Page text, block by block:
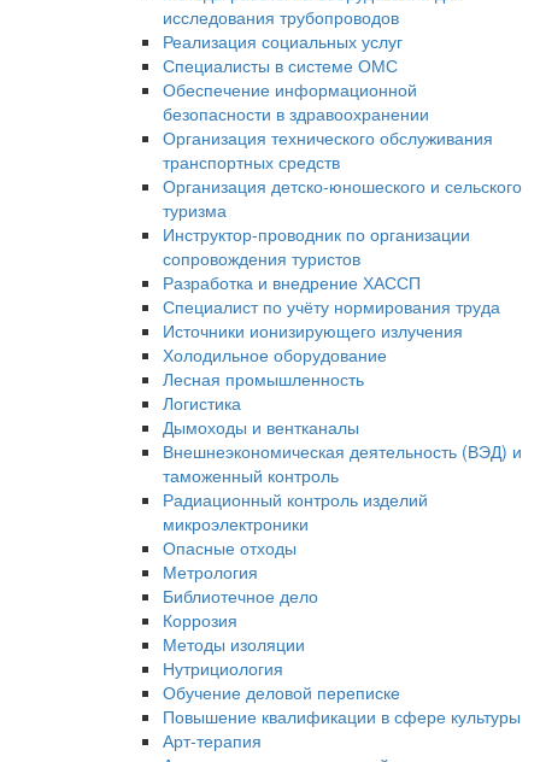
исследования трубопроводов
Реализация социальных услуг
Специалисты в системе ОМС
Обеспечение информационной
безопасности в здравоохранении
Организация технического обслуживания
транспортных средств
Организация детско-юношеского и сельского
туризма
Инструктор-проводник по организации
сопровождения туристов
Разработка и внедрение ХАССП
Специалист по учёту нормирования труда
Источники ионизирующего излучения
Холодильное оборудование
Лесная промышленность
Логистика
Дымоходы и вентканалы
Внешнеэкономическая деятельность (ВЭД) и
таможенный контроль
Радиационный контроль изделий
микроэлектроники
Опасные отходы
Метрология
Библиотечное дело
Коррозия
Методы изоляции
Нутрициология
Обучение деловой переписке
Повышение квалификации в сфере культуры
Арт-терапия